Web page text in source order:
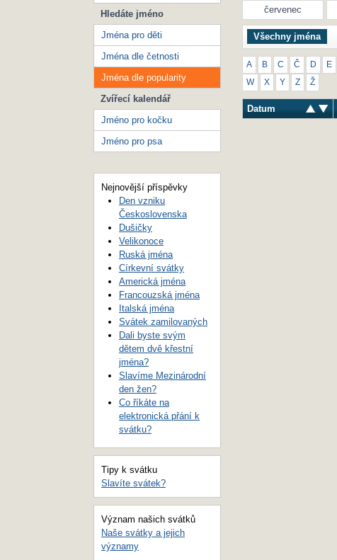
červenec
Všechny jména
A B C Č D E
W X Y Z Ž
Datum
Hledáte jméno
Jména pro děti
Jména dle četnosti
Jména dle popularity
Zvířecí kalendář
Jméno pro kočku
Jméno pro psa
Nejnovější příspěvky
Den vzniku
Československa
Dušičky
Velikonoce
Ruská jména
Církevní svátky
Americká jména
Francouzská jména
Italská jména
Svátek zamilovaných
Dali byste svým
dětem dvě křestní
jména?
Slavíme Mezinárodní
den žen?
Co říkáte na
elektronická přání k
svátku?
Tipy k svátku
Slavíte svátek?
Význam našich svátků
Naše svátky a jejich
významy